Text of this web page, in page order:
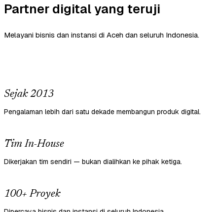
Partner digital yang teruji
Melayani bisnis dan instansi di Aceh dan seluruh Indonesia.
Sejak 2013
Pengalaman lebih dari satu dekade membangun produk digital.
Tim In-House
Dikerjakan tim sendiri — bukan dialihkan ke pihak ketiga.
100+ Proyek